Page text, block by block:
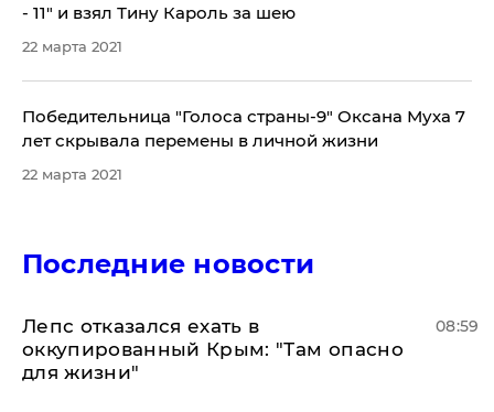
- 11" и взял Тину Кароль за шею
22 марта 2021
Победительница "Голоса страны-9" Оксана Муха 7
лет скрывала перемены в личной жизни
22 марта 2021
Последние новости
Лепс отказался ехать в
оккупированный Крым: "Там опасно
для жизни"
08:59